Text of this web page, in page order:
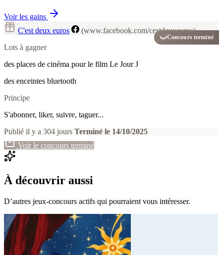
Voir les gains
Concours terminé
C'est deux euros
(www.facebook.com/cestdeuxeuros)
Lots à gagner
des places de cinéma pour le film Le Jour J
des enceintes bluetooth
Principe
S'abonner, liker, suivre, taguer...
Publié il y a 304 jours Terminé le 14/10/2025
Voir le concours terminé
À découvrir aussi
D’autres jeux-concours actifs qui pourraient vous intéresser.